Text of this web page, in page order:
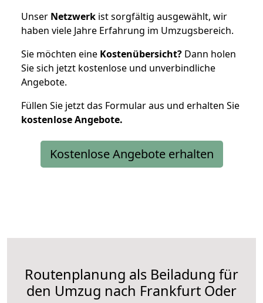
Unser Netzwerk ist sorgfältig ausgewählt, wir
haben viele Jahre Erfahrung im Umzugsbereich.
Sie möchten eine Kostenübersicht? Dann holen
Sie sich jetzt kostenlose und unverbindliche
Angebote.
Füllen Sie jetzt das Formular aus und erhalten Sie
kostenloseAngebote.
Kostenlose Angebote erhalten
Routenplanung als Beiladung für
den Umzug nach Frankfurt Oder